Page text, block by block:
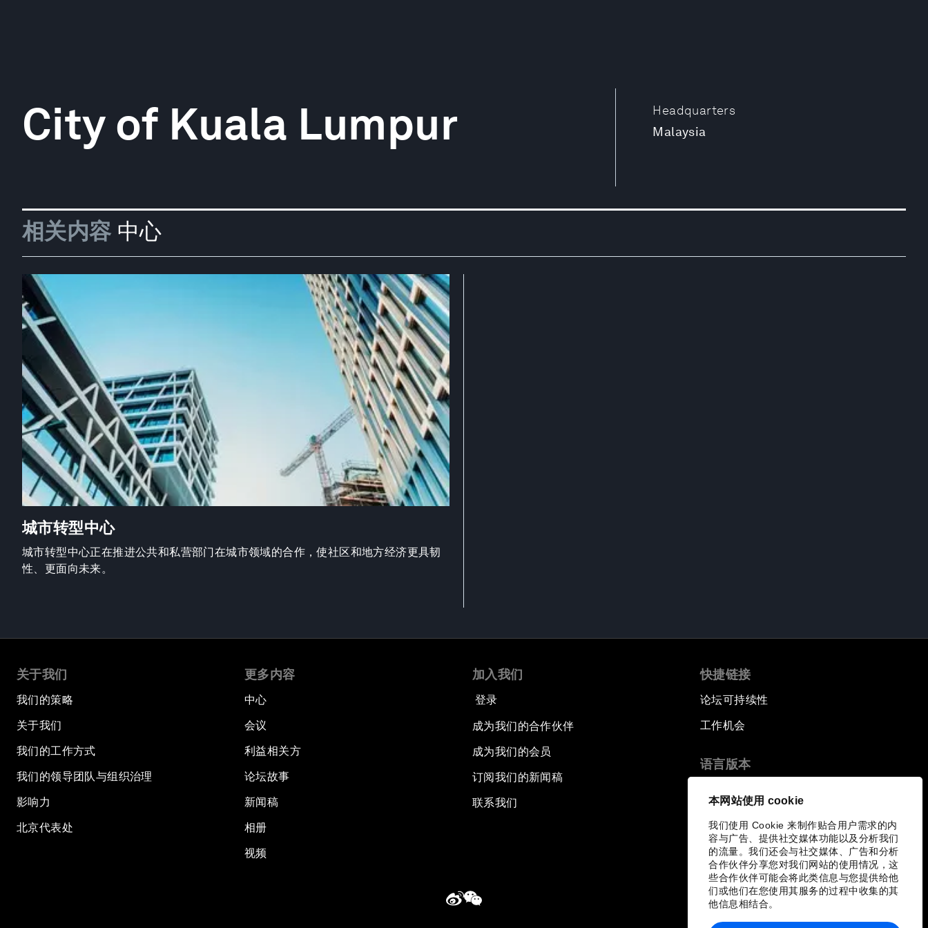
本网站使用 cookie
我们使用 Cookie 来制作贴合用户需求的内
容与广告、提供社交媒体功能以及分析我们
的流量。我们还会与社交媒体、广告和分析
合作伙伴分享您对我们网站的使用情况，这
些合作伙伴可能会将此类信息与您提供给他
们或他们在您使用其服务的过程中收集的其
他信息相结合。
Headquarters
Malaysia
City of Kuala Lumpur
相关内容 中心
城市转型中心
城市转型中心正在推进公共和私营部门在城市领域的合作，使社区和地方经济更具韧
性、更面向未来。
关于我们
我们的策略
关于我们
我们的工作方式
我们的领导团队与组织治理
影响力
北京代表处
更多内容
中心
会议
利益相关方
论坛故事
新闻稿
相册
视频
加入我们
登录
成为我们的合作伙伴
成为我们的会员
订阅我们的新闻稿
联系我们
快捷链接
论坛可持续性
工作机会
语言版本